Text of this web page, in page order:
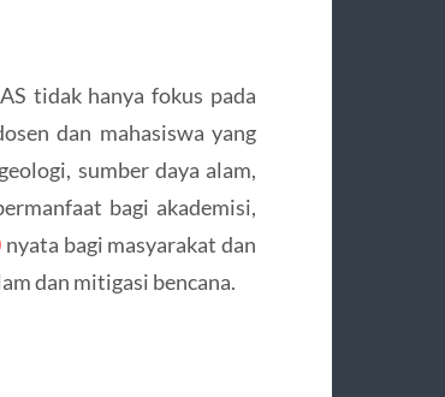
tidak hanya fokus pada
dan mahasiswa yang
sumber daya alam,
bagi akademisi,
nyata bagi masyarakat dan
dan mitigasi bencana.